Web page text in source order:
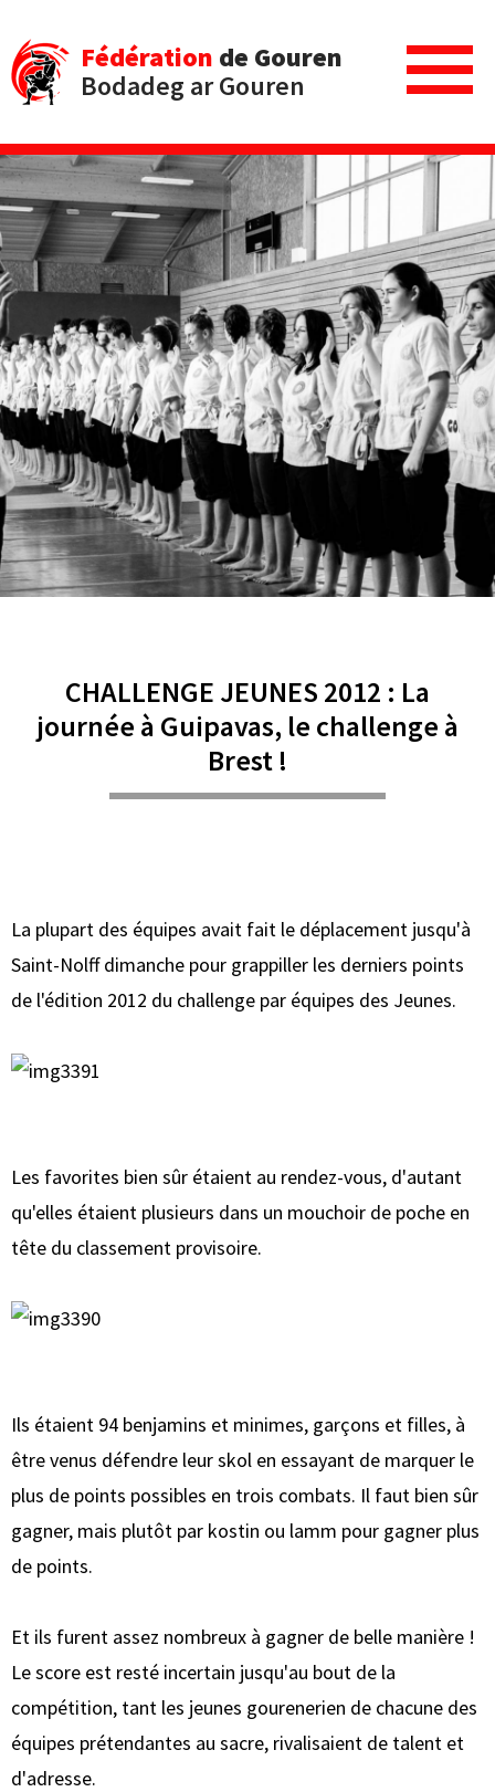
Fédération de Gouren
Bodadeg ar Gouren
CHALLENGE JEUNES 2012 : La
journée à Guipavas, le challenge à
Brest !
La plupart des équipes avait fait le déplacement jusqu'à
Saint-Nolff dimanche pour grappiller les derniers points
de l'édition 2012 du challenge par équipes des Jeunes.
Les favorites bien sûr étaient au rendez-vous, d'autant
qu'elles étaient plusieurs dans un mouchoir de poche en
tête du classement provisoire.
Ils étaient 94 benjamins et minimes, garçons et filles, à
être venus défendre leur skol en essayant de marquer le
plus de points possibles en trois combats. Il faut bien sûr
gagner, mais plutôt par kostin ou lamm pour gagner plus
de points.
Et ils furent assez nombreux à gagner de belle manière !
Le score est resté incertain jusqu'au bout de la
compétition, tant les jeunes gourenerien de chacune des
équipes prétendantes au sacre, rivalisaient de talent et
d'adresse.